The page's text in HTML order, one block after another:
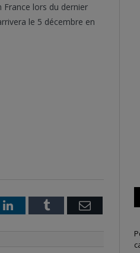
lors du dernier
le 5 décembre en
LinkedInTumblr Email